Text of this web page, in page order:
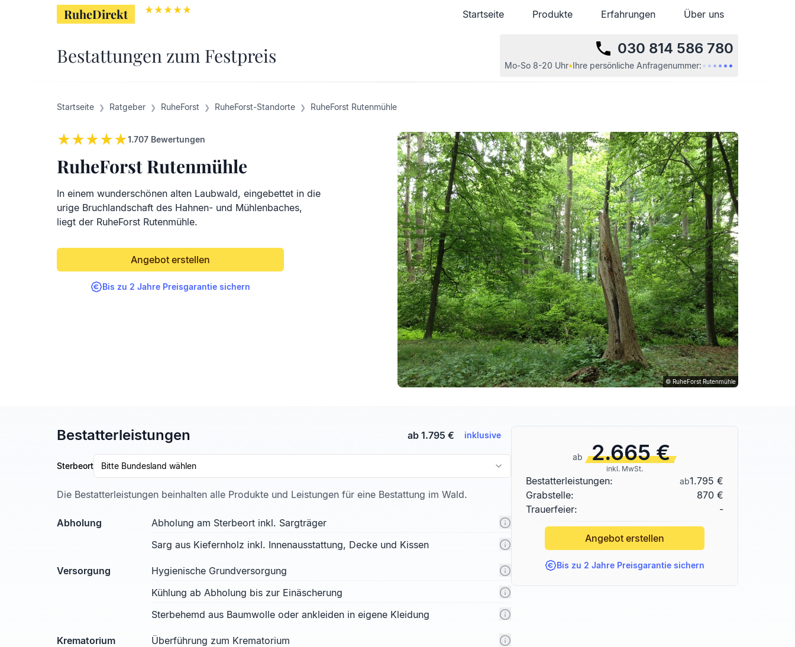
RuheDirekt Startseite Produkte Erfahrungen Über uns
Bestattungen zum Festpreis 030 814 586 780
Mo-So 8-20 Uhr•Ihre persönliche Anfragenummer:• • • • • •
RuheDirekt Startseite Produkte Erfahrungen Über uns
Startseite Ratgeber RuheForst RuheForst-Standorte RuheForst Rutenmühle
1.707 Bewertungen
RuheForst Rutenmühle
In einem wunderschönen alten Laubwald, eingebettet in die
urige Bruchlandschaft des Hahnen- und Mühlenbaches,
liegt der RuheForst Rutenmühle.
Angebot erstellen
Bis zu 2 Jahre Preisgarantie sichern
© RuheForst Rutenmühle
Bestatterleistungen ab 1.795 € inklusive
Sterbeort Bitte Bundesland wählen
Die Bestatterleistungen beinhalten alle Produkte und Leistungen für eine Bestattung im Wald.
Abholung
Abholung am Sterbeort inkl. Sargträger
Sarg aus Kiefernholz inkl. Innenausstattung, Decke und Kissen
Versorgung
Hygienische Grundversorgung
Kühlung ab Abholung bis zur Einäscherung
Sterbehemd aus Baumwolle oder ankleiden in eigene Kleidung
Krematorium
Überführung zum Krematorium
ab 2.665 €
inkl. MwSt.
Bestatterleistungen: ab1.795 €
Grabstelle:
870 €
Trauerfeier:
-
Angebot erstellen
Bis zu 2 Jahre Preisgarantie sichern